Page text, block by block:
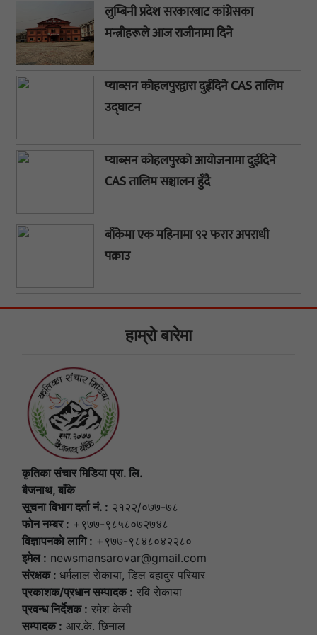
लुम्बिनी प्रदेश सरकारबाट कांग्रेसका
मन्त्रीहरूले आज राजीनामा दिने
प्याब्सन कोहलपुरद्वारा दुईदिने CAS तालिम
उद्घाटन
प्याब्सन कोहलपुरको आयोजनामा दुईदिने
CAS तालिम सञ्चालन हुँदै
बाँकेमा एक महिनामा ९२ फरार अपराधी
पक्राउ
हाम्राे बारेमा
कृतिका संचार मिडिया प्रा. लि.
बैजनाथ, बाँके
सूचना विभाग दर्ता नं. : २१२२/०७७-७८
फोन नम्बर : +९७७-९८५८०७२७४८
विज्ञापनकाे लागि : +९७७-९८४८०४२२८०
इमेल : newsmansarovar@gmail.com
संरक्षक : धर्मलाल राेकाया, डिल बहादुर परियार
प्रकाशक/प्रधान सम्पादक : रवि राेकाया
प्रवन्ध निर्देशक : रमेश केसी
सम्पादक : आर.के. छिनाल